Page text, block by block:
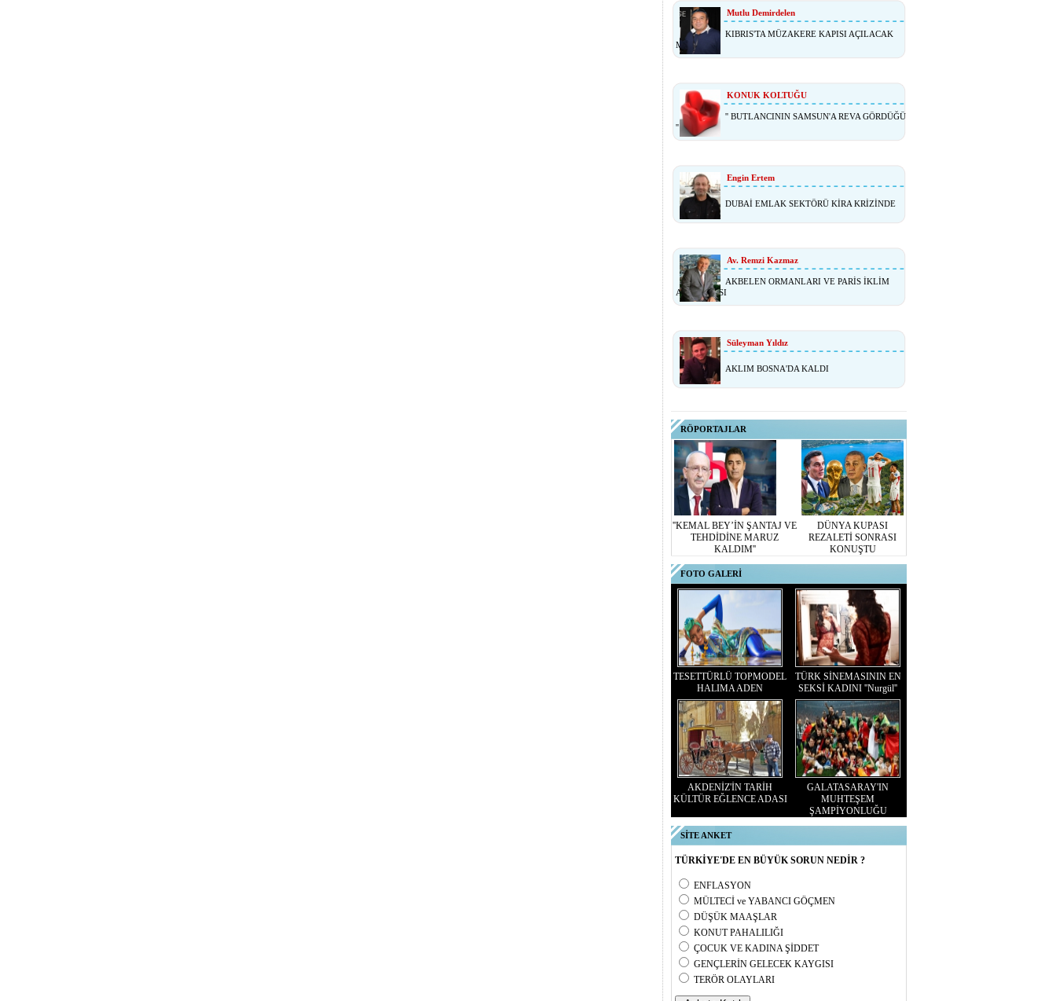
Mutlu Demirdelen
KIBRIS'TA MÜZAKERE KAPISI AÇILACAK
MI?
KONUK KOLTUĞU
'' BUTLANCININ SAMSUN'A REVA GÖRDÜĞÜ
''
Engin Ertem
DUBAİ EMLAK SEKTÖRÜ KİRA KRİZİNDE
Av. Remzi Kazmaz
AKBELEN ORMANLARI VE PARİS İKLİM
ANLAŞMASI
Süleyman Yıldız
AKLIM BOSNA'DA KALDI
RÖPORTAJLAR
''KEMAL BEY’İN ŞANTAJ VE
TEHDİDİNE MARUZ
KALDIM''
DÜNYA KUPASI
REZALETİ SONRASI
KONUŞTU
FOTO GALERİ
TESETTÜRLÜ TOPMODEL
HALIMA ADEN
TÜRK SİNEMASININ EN
SEKSİ KADINI ''Nurgül''
AKDENİZ'İN TARİH
KÜLTÜR EĞLENCE ADASI
GALATASARAY'IN
MUHTEŞEM
ŞAMPİYONLUĞU
SİTE ANKET
TÜRKİYE'DE EN BÜYÜK SORUN NEDİR ?
ENFLASYON
MÜLTECİ ve YABANCI GÖÇMEN
DÜŞÜK MAAŞLAR
KONUT PAHALILIĞI
ÇOCUK VE KADINA ŞİDDET
GENÇLERİN GELECEK KAYGISI
TERÖR OLAYLARI